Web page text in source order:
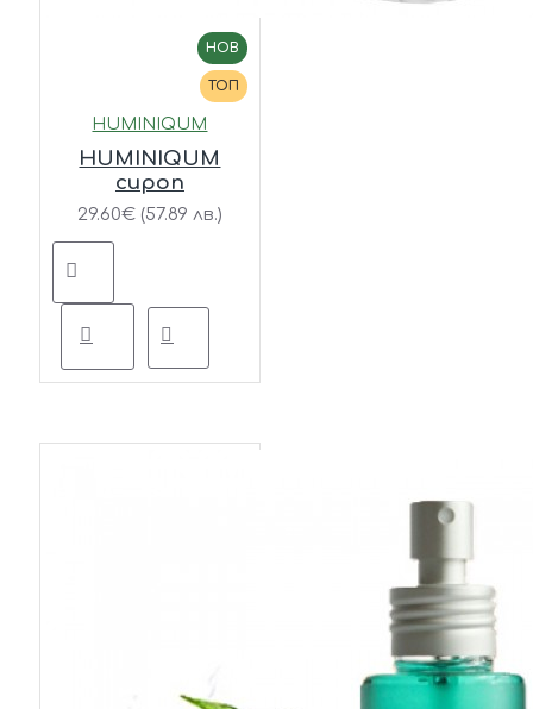
НОВ
ТОП
HUMINIQUM
HUMINIQUM
сироп
29.60€ (57.89 лв.)